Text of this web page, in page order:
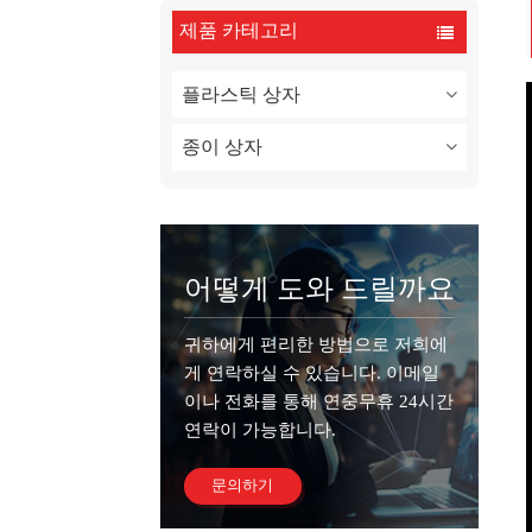
제품 카테고리
플라스틱 상자
종이 상자
어떻게 도와 드릴까요
귀하에게 편리한 방법으로 저희에
게 연락하실 수 있습니다. 이메일
이나 전화를 통해 연중무휴 24시간
연락이 가능합니다.
문의하기